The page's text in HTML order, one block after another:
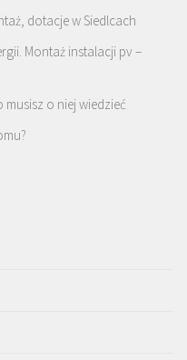
dotacje w Siedlcach
Montaż instalacji pv –
o niej wiedzieć